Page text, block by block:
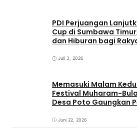
PDI Perjuangan
Cup di Sumbawa
dan Hiburan bagi
Juli 3, 2026
Memasuki Malam
Festival Muharam-
Desa Poto Gaungkan
Juni 22, 2026